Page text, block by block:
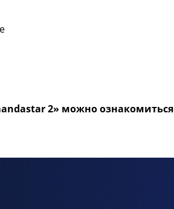
2» можно ознакомиться